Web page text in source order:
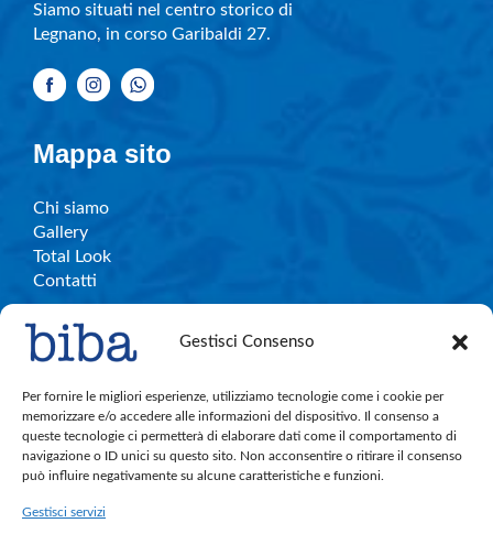
Gestisci Consenso
Per fornire le migliori esperienze, utilizziamo tecnologie come i cookie per
memorizzare e/o accedere alle informazioni del dispositivo. Il consenso a
queste tecnologie ci permetterà di elaborare dati come il comportamento di
navigazione o ID unici su questo sito. Non acconsentire o ritirare il consenso
può influire negativamente su alcune caratteristiche e funzioni.
Gestisci servizi
Siamo situati nel centro storico di
Legnano, in corso Garibaldi 27.
Mappa sito
Chi siamo
Gallery
Total Look
Contatti
Info e contatti
C.So Garibaldi, 27 – Legnano
bibalegnano.info@gmail.com
Cell. 380.891.4004